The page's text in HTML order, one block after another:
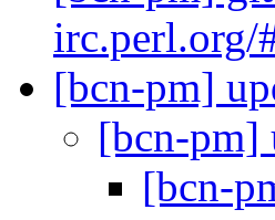
irc.perl.org/
[bcn-pm]
[bcn-pm]
[bcn-